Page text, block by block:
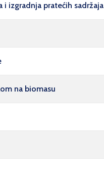
izgradnja pratećih sadržaja
na biomasu